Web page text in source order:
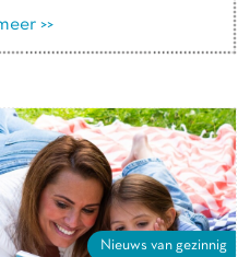
Van Slaapklets tot
en Emotieklets.
store in …Lees verder
>>
Nieuws van gezinnig